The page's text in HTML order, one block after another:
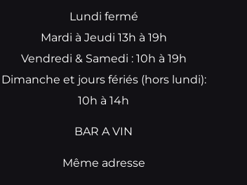
Lundi fermé
Mardi à Jeudi 13h à 19h
Vendredi & Samedi : 10h à 19h
Dimanche et jours fériés (hors lundi):
10h à 14h
BAR A VIN
Même adresse